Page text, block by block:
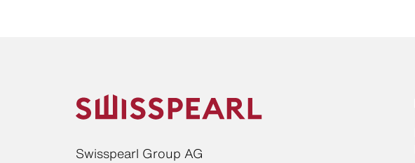
Swisspearl Group AG